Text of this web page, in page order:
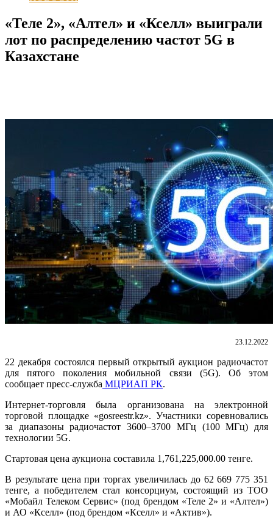
«Теле 2», «Алтел» и «Кселл» выиграли
лот по распределению частот 5G в
Казахстане
23.12.2022
22 декабря состоялся первый открытый аукцион радиочастот
для пятого поколения мобильной связи (5G). Об этом
сообщает пресс-служба МЦРИАП РК.
Интернет-торговля была организована на электронной
торговой площадке «gosreestr.kz». Участники соревновались
за диапазоны радиочастот 3600–3700 МГц (100 МГц) для
технологии 5G.
Стартовая цена аукциона составила 1,761,225,000.00 тенге.
В результате цена при торгах увеличилась до 62 669 775 351
тенге, а победителем стал консорциум, состоящий из ТОО
«Мобайл Телеком Сервис» (под брендом «Теле 2» и «Алтел»)
и АО «Кселл» (под брендом «Кселл» и «Актив»).